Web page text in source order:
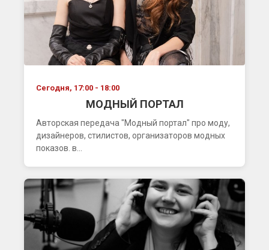
Сегодня, 17:00 - 18:00
МОДНЫЙ ПОРТАЛ
Авторская передача "Модный портал" про моду,
дизайнеров, стилистов, организаторов модных
показов. в...